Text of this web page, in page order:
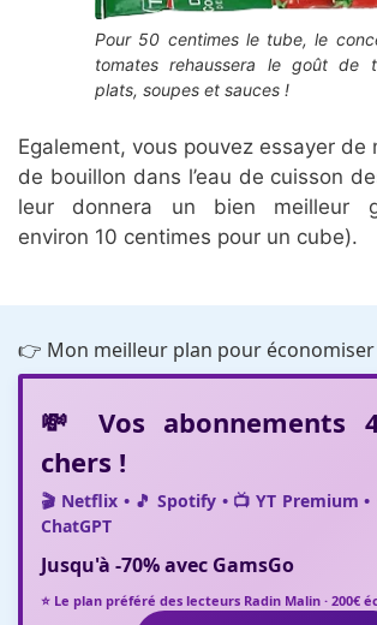
Pour 50 centimes le tube, le
tomates rehaussera le goût de
plats, soupes et sauces !
Egalement, vous pouvez essayer de
de bouillon dans l’eau de cuisson
leur donnera un bien meilleur
environ 10 centimes pour un cube).
👉 Mon meilleur plan pour économiser
💸 Vos abonnements
chers !
🎬 Netflix • 🎵 Spotify • 📺 YT Premium •
ChatGPT
Jusqu'à -70%avec GamsGo
⭐ Le plan préféré des lecteurs Radin Malin · 200€